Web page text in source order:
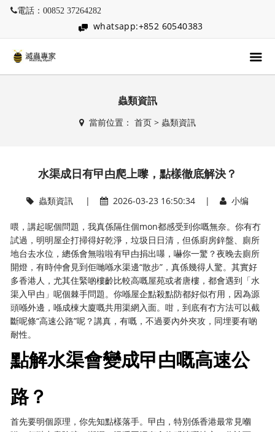
電話：00852 37264282
whatsapp:+852 60540383
蟲類資訊
當前位置： 首页> 蟲類資訊
水渠成日有曱甴爬上嚟，點樣徹底解決？
蟲類資訊| 2026-03-23 16:50:34 | 小编
喂，講起呢個問題，我真係隔住個mon都感受到你嘅無奈。你有冇
試過，明明屋企打掃得好乾淨，垃圾日日清，但係廚房鋅盤、廁所
地台去水位，總係會無啦啦有曱甴捐出嚗，嚇你一驚？夜晚去廁所
開燈，有時仲會見到佢哋喺水渠邊“散步”，真係幾得人驚。其實好
多香港人，尤其住緊啲樓齡比較高嘅屋苑或者唐樓，都會遇到「水
渠入曱甴」呢個棘手問題。你喺屋企點殺點防都好似冇用，因為源
頭喺外邊，喺成棟大廈嘅共用渠網入面。咁，到底有冇方法可以截
斷呢條“高速公路”呢？講真，有嘅，不過要內外夾攻，同埋要有啲
耐性。
點解水渠會變成曱甴嘅高速公
路？
首先要明個原理，你先知點樣落手。曱甴，特別係香港最常見嗰